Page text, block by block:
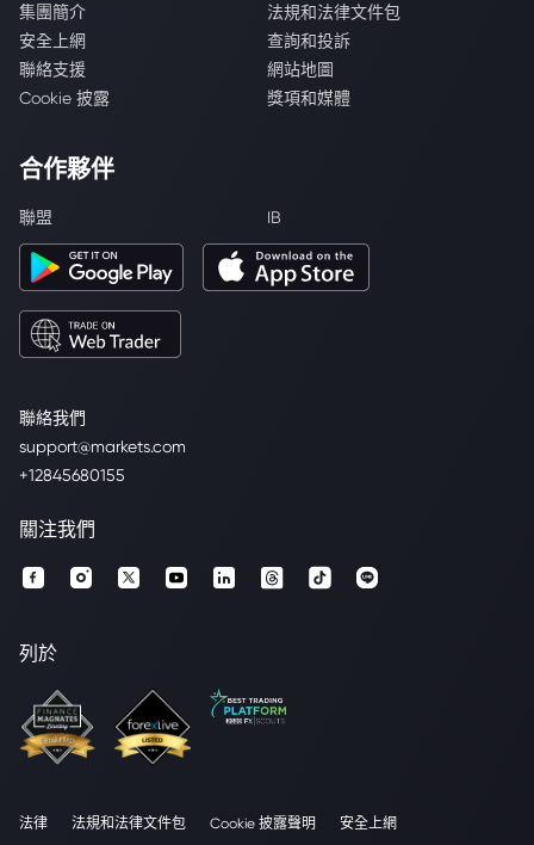
聯絡我們
support@markets.com
+12845680155
集團簡介
法規和法律文件包
安全上網
查詢和投訴
聯絡支援
網站地圖
Cookie 披露
獎項和媒體
合作夥伴
聯盟 IB
關注我們
列於
法律 法規和法律文件包 Cookie 披露聲明 安全上網